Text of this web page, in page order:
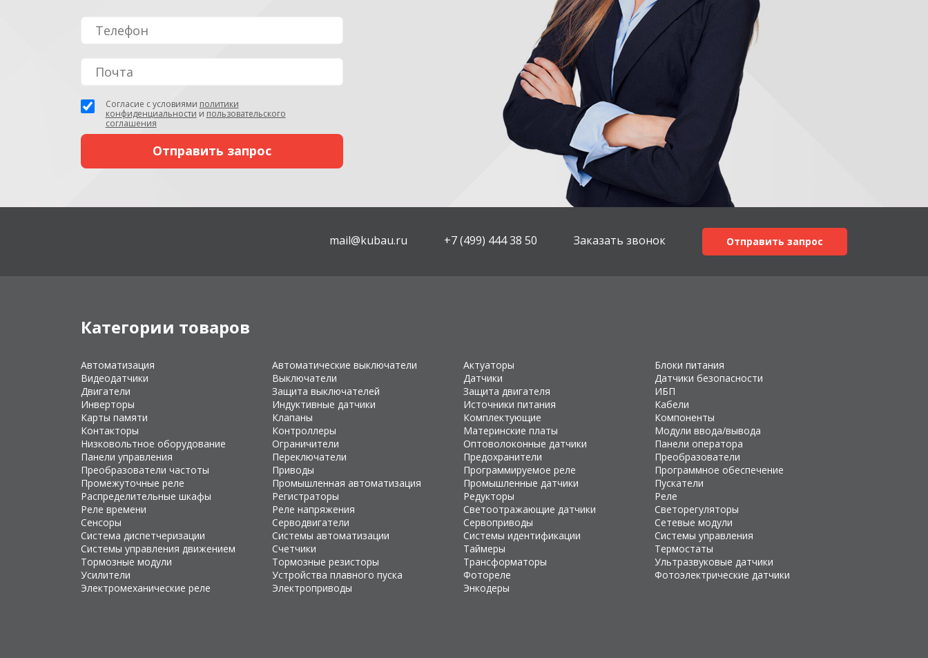
Согласие с условиями политики
конфиденциальности и пользовательского
соглашения
mail@kubau.ru +7 (499) 444 38 50 Заказать звонок Отправить запрос
Категории товаров
Автоматизация Автоматические выключатели Актуаторы
Блоки питания
Видеодатчики
Выключатели Датчики
Датчики безопасности
Двигатели
Защита выключателей Защита двигателя
ИБП
Инверторы
Индуктивные датчики Источники питания
Кабели
Карты памяти
Клапаны Комплектующие
Компоненты
Контакторы
Контроллеры Материнские платы
Модули ввода/вывода
Низковольтное оборудование
Ограничители Оптоволоконные датчики
Панели оператора
Панели управления
Переключатели Предохранители
Преобразователи
Преобразователи частоты
Приводы Программируемое реле
Программное обеспечение
Промежуточные реле
Промышленная автоматизация Промышленные датчики
Пускатели
Распределительные шкафы
Регистраторы Редукторы
Реле
Реле времени
Реле напряжения Светоотражающие датчики
Светорегуляторы
Сенсоры
Серводвигатели Сервоприводы
Сетевые модули
Система диспетчеризации
Системы автоматизации Системы идентификации
Системы управления
Системы управления движением
Счетчики Таймеры
Термостаты
Тормозные модули
Тормозные резисторы Трансформаторы
Ультразвуковые датчики
Усилители
Устройства плавного пуска Фотореле
Фотоэлектрические датчики
Электромеханические реле
Электроприводы Энкодеры